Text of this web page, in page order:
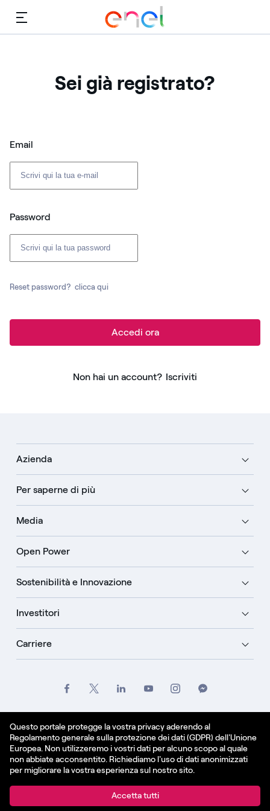
Questo portale protegge la vostra privacy aderendo al
Regolamento generale sulla protezione dei dati (GDPR) dell'Unione
Europea. Non utilizzeremo i vostri dati per alcuno scopo al quale
non abbiate acconsentito. Richiediamo l'uso di dati anonimizzati
per migliorare la vostra esperienza sul nostro sito.
Accetta tutti
Menù
Sei già registrato?
Login: user e password
Email
Password
Reset password? clicca qui
Accedi ora
Non hai un account? Iscriviti
Azienda
Per saperne di più
Media
Open Power
Sostenibilità e Innovazione
Investitori
Carriere
Informativa sui cookie
Italiano
© Enel Spa All Rights Reserved Enel Spa VAT code